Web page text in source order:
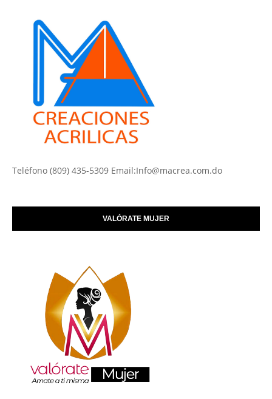
Teléfono (809) 435-5309 Email:Info@macrea.com.do
VALÓRATE MUJER